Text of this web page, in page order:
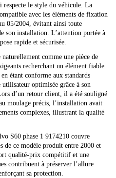
respecte le style du véhicule. La
avec les éléments de fixation
05/2004, évitant ainsi toute
son installation. L’attention portée à
rapide et sécurisée.
naturellement comme une pièce de
recherchant un élément fiable
étant conforme aux standards
utilisateur optimisée grâce à son
d’un retour client, il a été souligné
moulage précis, l’installation avait
complexes, illustrant la qualité
S60 phase 1 9174210 couvre
de ce modèle produit entre 2000 et
qualité-prix compétitif et une
contribuent à préserver l’allure
sa protection.